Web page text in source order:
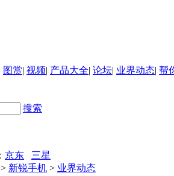
图赏| 视频| 产品大全| 论坛| 业界动态| 帮
搜索
京东
三星
> 新锐手机 > 业界动态